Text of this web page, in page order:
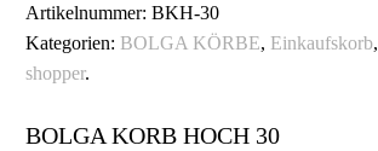
Artikelnummer: BKH-30
Kategorien: BOLGA KÖRBE, Einkaufskorb,
shopper.
BOLGA KORB HOCH 30